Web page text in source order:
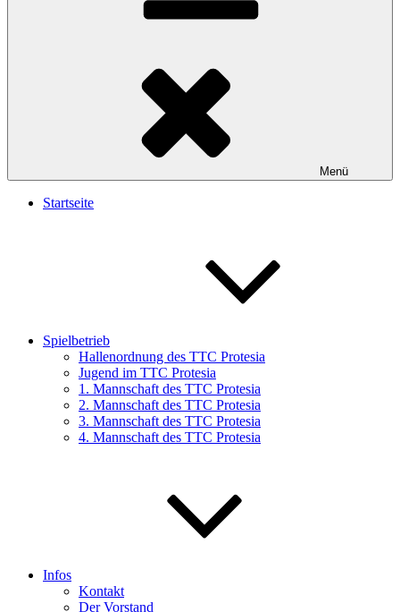
Menü
Startseite
Spielbetrieb
Hallenordnung des TTC Protesia
Jugend im TTC Protesia
1. Mannschaft des TTC Protesia
2. Mannschaft des TTC Protesia
3. Mannschaft des TTC Protesia
4. Mannschaft des TTC Protesia
Infos
Kontakt
Der Vorstand